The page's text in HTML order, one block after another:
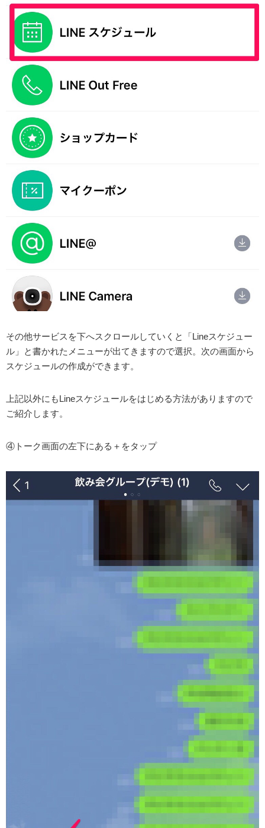
その他サービスを下へスクロールしていくと「Lineスケジュー
ル」と書かれたメニューが出てきますので選択。次の画面から
スケジュールの作成ができます。
上記以外にもLineスケジュールをはじめる方法がありますので
ご紹介します。
④トーク画面の左下にある＋をタップ